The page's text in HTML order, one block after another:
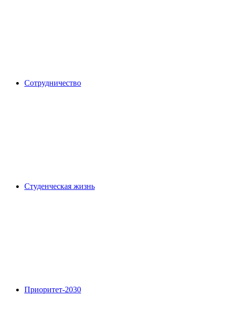
Сотрудничество
Студенческая жизнь
Приоритет-2030